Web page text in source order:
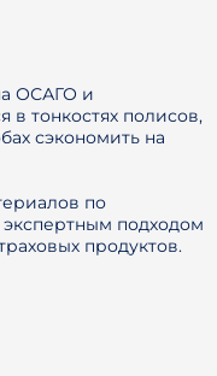
ОСАГО и
в тонкостях полисов,
сэкономить на
по
экспертным подходом
продуктов.